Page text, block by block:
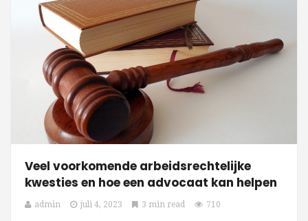
Veel voorkomende arbeidsrechtelijke
kwesties en hoe een advocaat kan helpen
admin juli 4, 2023 3 min read 710